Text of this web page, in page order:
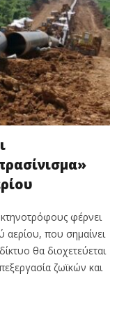
κτηνοτρόφους φέρνει
αερίου, που σημαίνει
θα διοχετεύεται
ζωϊκών και